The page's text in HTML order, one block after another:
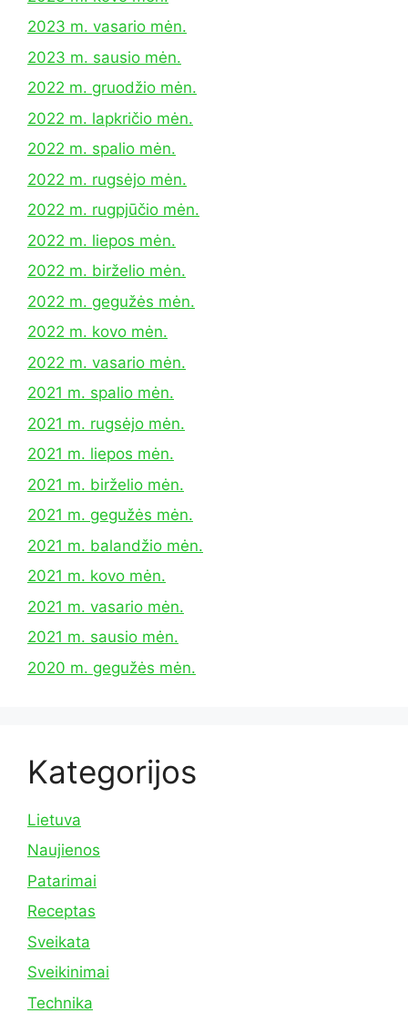
2023 m. vasario mėn.
2023 m. sausio mėn.
2022 m. gruodžio mėn.
2022 m. lapkričio mėn.
2022 m. spalio mėn.
2022 m. rugsėjo mėn.
2022 m. rugpjūčio mėn.
2022 m. liepos mėn.
2022 m. birželio mėn.
2022 m. gegužės mėn.
2022 m. kovo mėn.
2022 m. vasario mėn.
2021 m. spalio mėn.
2021 m. rugsėjo mėn.
2021 m. liepos mėn.
2021 m. birželio mėn.
2021 m. gegužės mėn.
2021 m. balandžio mėn.
2021 m. kovo mėn.
2021 m. vasario mėn.
2021 m. sausio mėn.
2020 m. gegužės mėn.
Kategorijos
Lietuva
Naujienos
Patarimai
Receptas
Sveikata
Sveikinimai
Technika